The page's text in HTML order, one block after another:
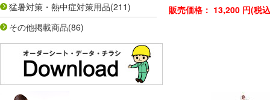
猛暑対策・熱中症対策用品(211)
その他掲載商品(86)
販売価格： 13,200 円(税